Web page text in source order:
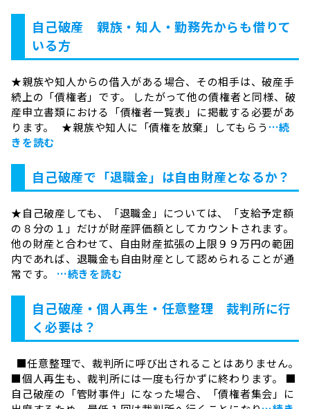
自己破産 親族・知人・勤務先からも借りて
いる方
★親族や知人からの借入がある場合、その相手は、破産手
続上の「債権者」です。 したがって他の債権者と同様、破
産申立書類における「債権者一覧表」に掲載する必要があ
ります。 ★親族や知人に「債権を放棄」してもらう …続
きを読む
自己破産で「退職金」は自由財産となるか？
★自己破産しても、「退職金」については、「支給予定額
の８分の１」だけが財産評価額としてカウントされます。
他の財産と合わせて、自由財産拡張の上限９９万円の範囲
内であれば、退職金も自由財産として認められることが通
常です。 …続きを読む
自己破産・個人再生・任意整理 裁判所に行
く必要は？
■任意整理で、裁判所に呼び出されることはありません。
■個人再生も、裁判所には一度も行かずに終わります。 ■
自己破産の「管財事件」になった場合、「債権者集会」に